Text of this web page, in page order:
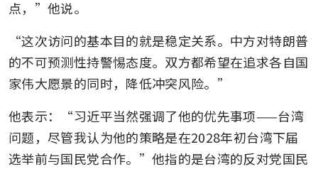
点，”他说。
“这次访问的基本目的就是稳定关系。中方对特朗普
的不可预测性持警惕态度。双方都希望在追求各自国
家伟大愿景的同时，降低冲突风险。”
他表示：“习近平当然强调了他的优先事项——台湾
问题，尽管我认为他的策略是在2028年初台湾下届
选举前与国民党合作。”他指的是台湾的反对党国民